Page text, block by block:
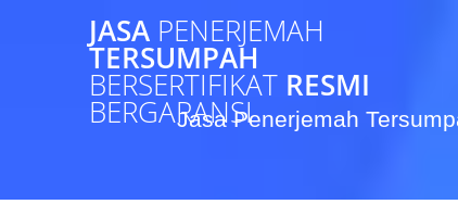
JASA PENERJEMAH
TERSUMPAH
BERSERTIFIKAT RESMI
BERGARANSIJasa Penerjemah